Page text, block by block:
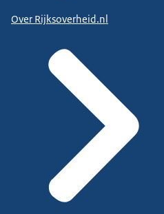
Over Rijksoverheid.nl